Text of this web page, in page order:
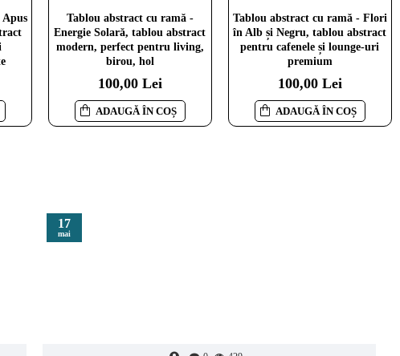
-
Tablou abstract înrămat -
Spiritul Savanei, pentru living
sau birou modern
100,00 Lei
ADAUGĂ ÎN COȘ
Tablou abstract înrămat -
Cuba Libre, pentru birou, hol
sau living modern
100,00 Lei
ADAUGĂ ÎN COȘ
Tablou abstract cu ramă -
Energie Solară, tablou abstract
modern, perfect pentru living,
birou, hol
100,00 Lei
ADAUGĂ ÎN COȘ
Tablou abstract cu ramă - Flori
în Alb și Negru, tablou abstract
pentru cafenele și lounge-uri
premium
100,00 Lei
ADAUGĂ ÎN COȘ
17
mai